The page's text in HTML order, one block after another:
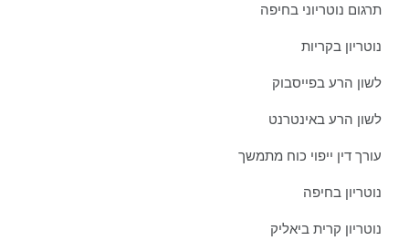
תרגום נוטריוני בחיפה
נוטריון בקריות
לשון הרע בפייסבוק
לשון הרע באינטרנט
עורך דין ייפוי כוח מתמשך
נוטריון בחיפה
נוטריון קרית ביאליק